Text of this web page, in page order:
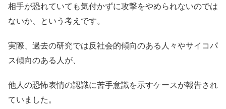
相手が恐れていても気付かずに攻撃をやめられないのでは
ないか、という考えです。
実際、過去の研究では反社会的傾向のある人々やサイコパ
ス傾向のある人が、
他人の恐怖表情の認識に苦手意識を示すケースが報告され
ていました。